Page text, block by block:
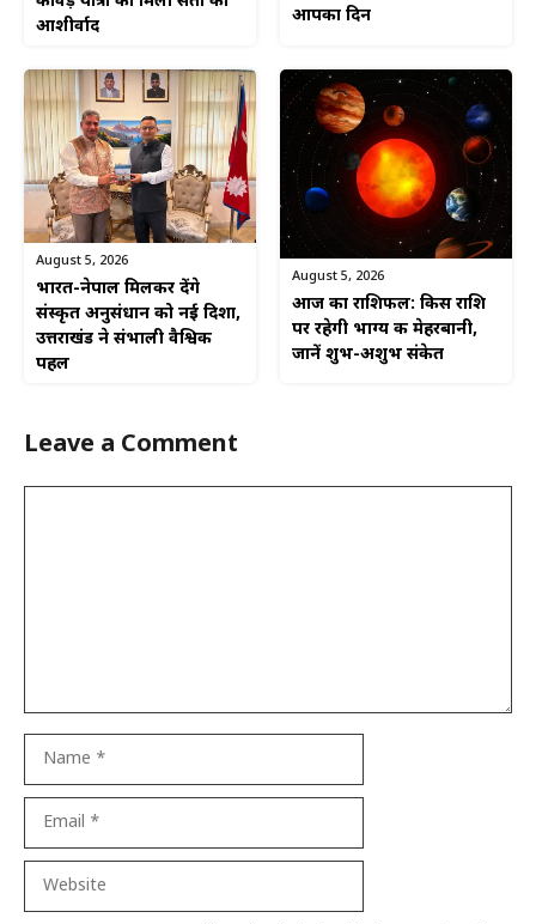
आशीर्वाद
आपका दिन
August 5, 2026
भारत-नेपाल मिलकर देंगे
संस्कृत अनुसंधान को नई दिशा,
उत्तराखंड ने संभाली वैश्विक
पहल
August 5, 2026
आज का राशिफल: किस राशि
पर रहेगी भाग्य की मेहरबानी,
जानें शुभ-अशुभ संकेत
Leave a Comment
Website